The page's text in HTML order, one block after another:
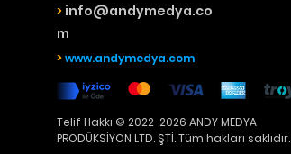
> info@andymedya.co
m
>www.andymedya.com
Telif Hakkı © 2022-2026 ANDY MEDYA
PRODÜKSİYON LTD. ŞTİ. Tüm hakları saklıdır.